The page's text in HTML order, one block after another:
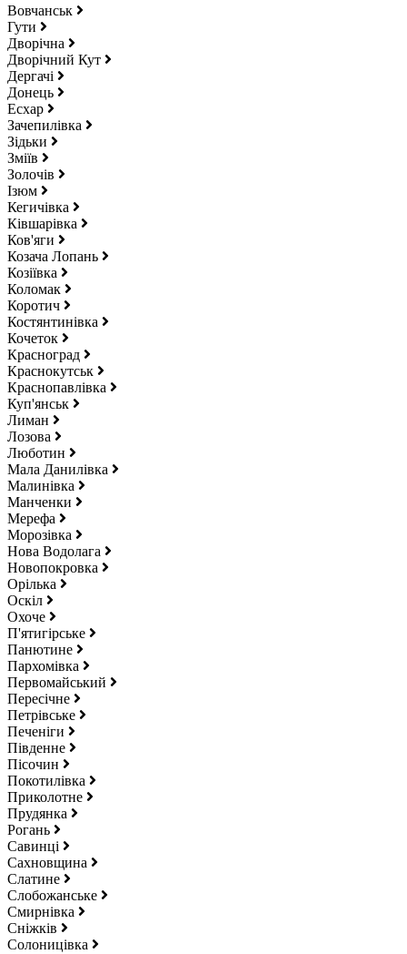
Вовчанськ
Гути
Дворічна
Дворічний Кут
Дергачі
Донець
Есхар
Зачепилівка
Зідьки
Зміїв
Золочів
Ізюм
Кегичівка
Ківшарівка
Ков'яги
Козача Лопань
Козіївка
Коломак
Коротич
Костянтинівка
Кочеток
Красноград
Краснокутськ
Краснопавлівка
Куп'янськ
Лиман
Лозова
Люботин
Мала Данилівка
Малинівка
Манченки
Мерефа
Морозівка
Нова Водолага
Новопокровка
Орілька
Оскіл
Охоче
П'ятигірське
Панютине
Пархомівка
Первомайський
Пересічне
Петрівське
Печеніги
Південне
Пісочин
Покотилівка
Приколотне
Прудянка
Рогань
Савинці
Сахновщина
Слатине
Слобожанське
Смирнівка
Сніжків
Солоницівка